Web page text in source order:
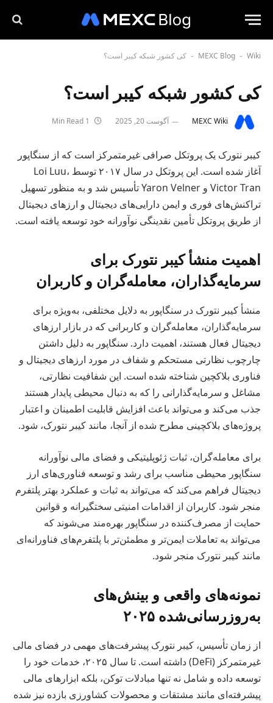
MEXC Blog - Wiki
- کی کشور شبکه کیبر است؟
کی کشور شبکه کیبر است؟
MEXC Wiki آگوست 20, 2025
کیبر نتورک یک پروتکل صرافی غیرمتمرکز است که از سنگاپور
آغاز شده است. این پروتکل در سال ۲۰۱۷ توسط Loi Luu،
Victor Tran و Yaron Velner تأسیس شد و به منظور تسهیل
تراکنش‌های فوری و ایمن دارایی‌های دیجیتال و ارزهای دیجیتال
از طریق پروتکل تأمین نقدینگی نوآورانه خود توسعه یافته است.
اهمیت منشأ کیبر نتورک برای
سرمایه‌گذاران، معامله‌گران و کاربران
منشأ کیبر نتورک در سنگاپور به دلایل مختلفی، به‌ویژه برای
سرمایه‌گذاران، معامله‌گران و کاربرانی که در بازار ارزهای
دیجیتال فعال هستند، اهمیت دارد. سنگاپور به دلیل داشتن
چارچوب نظارتی مستحکم و شفاف در مورد ارزهای دیجیتال و
فناوری بلاکچین شناخته شده است. این شفافیت نظارتی،
مشاغل و سرمایه‌گذارانی را که به دنبال محیطی پایدار هستند
جذب می‌کند و می‌تواند باعث افزایش قابلیت اطمینان و اعتبار
پروژه‌های بلاکچینی مطرح شده از آنجا، مانند کیبر نتورک، شود.
برای معامله‌گران، ثبات ژئوپلیتیکی و فضای مالی نوآورانه
سنگاپور محیطی مناسب برای رشد و توسعه فناوری‌های ارز
دیجیتال فراهم می‌کند که می‌تواند به ثبات و عملکرد بهتر پلتفرم
منجر شود. کاربران از اقدامات امنیتی سختگیرانه و قوانین
حمایت از مصرف‌کننده در سنگاپور بهره‌مند می‌شوند که
می‌تواند به تعاملات ایمن‌تر و مطمئن‌تر با پلتفرم‌های فناورانه‌ای
مانند کیبر نتورک منجر شود.
نمونه‌های واقعی و بینش‌های
به‌روزرسانی‌شده ۲۰۲۵
از زمان تأسیس، کیبر نتورک پیشرفت‌های مهمی در فضای مالی
غیرمتمرکز (DeFi) داشته است. تا سال ۲۰۲۵، خدمات خود را
توسعه داده و شامل نه تنها مبادلات توکن، بلکه ابزارهای مالی
پیشرفته‌ای مانند مشتقات و محصولات کشاورزی بازده نیز شده